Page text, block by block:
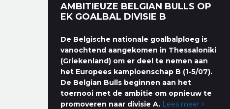
AMBITIEUZE BELGIAN BULLS OP
EK GOALBAL DIVISIE B
De Belgische nationale goalbalploeg is
vanochtend aangekomen in Thessaloniki
(Griekenland) om er deel te nemen aan
het Europees kampioenschap B (1-5/07).
De Belgian Bulls beginnen aan het
toernooi met de ambitie om opnieuw te
promoveren naar divisie A. Lees meer